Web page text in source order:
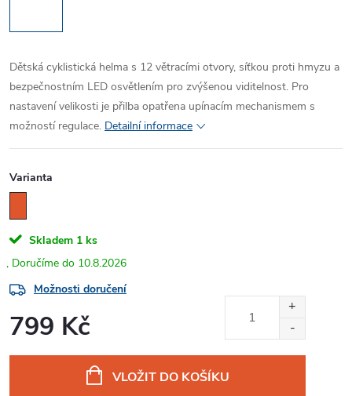
Dětská cyklistická helma s 12 větracími otvory, síťkou proti hmyzu a
bezpečnostním LED osvětlením pro zvýšenou viditelnost. Pro
nastavení velikosti je přilba opatřena upínacím mechanismem s
možností regulace. Detailní informace
Varianta
Skladem 1 ks
10.8.2026
Možnosti doručení
799 Kč
VLOŽIT DO KOŠÍKU